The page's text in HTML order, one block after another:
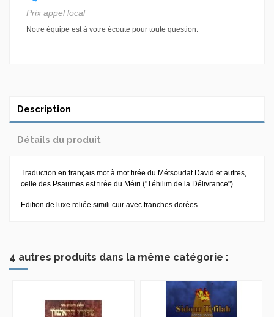
Prix appel local
Notre équipe est à votre écoute pour toute question.
Description
Détails du produit
Traduction en français mot à mot tirée du Métsoudat David et autres,
celle des Psaumes est tirée du Méiri ("Téhilim de la Délivrance").
Edition de luxe reliée simili cuir avec tranches dorées.
4 autres produits dans la même catégorie :